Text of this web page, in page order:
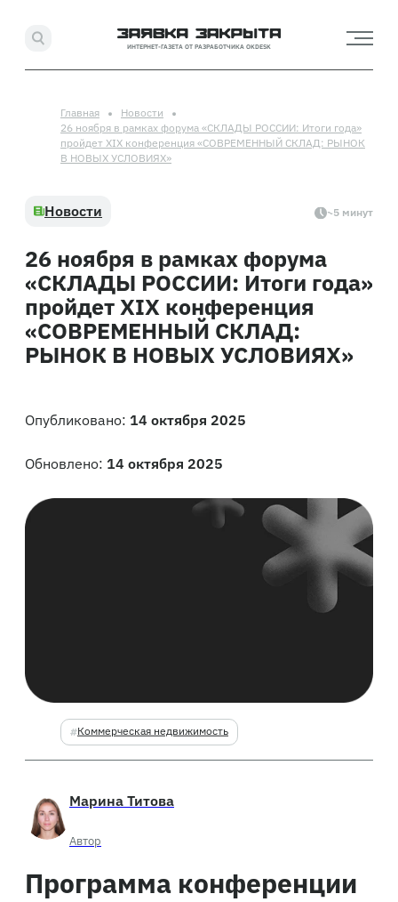
ИНТЕРНЕТ-ГАЗЕТА ОТ РАЗРАБОТЧИКА OKDESK
Главная
Новости
26 ноября в рамках форума «СКЛАДЫ РОССИИ: Итоги года»
пройдет XIX конференция «СОВРЕМЕННЫЙ СКЛАД: РЫНОК
В НОВЫХ УСЛОВИЯХ»
Новости ~5 минут
Коммерческая недвижимость
26 ноября в рамках форума
«СКЛАДЫ РОССИИ: Итоги года»
пройдет XIX конференция
«СОВРЕМЕННЫЙ СКЛАД:
РЫНОК В НОВЫХ УСЛОВИЯХ»
Опубликовано: 14 октября 2025
Обновлено: 14 октября 2025
Марина Титова
Автор
Программа конференции